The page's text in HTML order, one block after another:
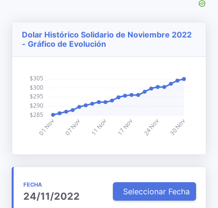
Dolar Histórico Solidario de Noviembre 2022
- Gráfico de Evolución
FECHA
24/11/2022 Seleccionar Fecha